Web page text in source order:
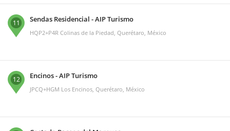
11 Sendas Residencial - AIP Turismo
HQP2+P4R Colinas de la Piedad, Querétaro, México
12 Encinos - AIP Turismo
JPCQ+HGM Los Encinos, Querétaro, México